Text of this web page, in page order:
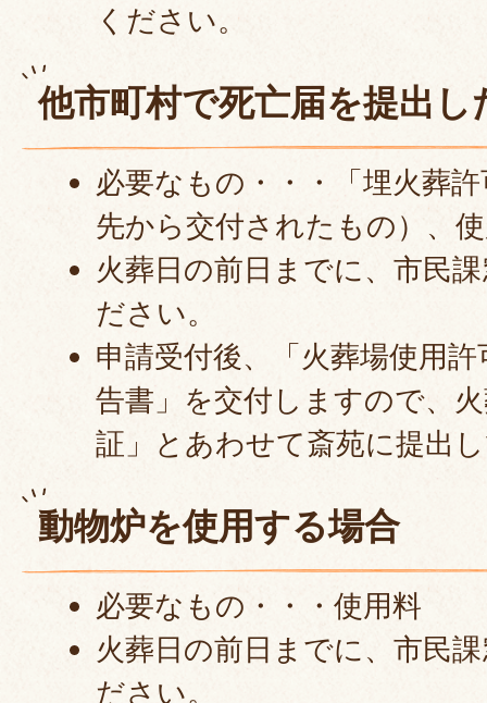
ください。
他市町村で死亡届を提出し
必要なもの・・・「埋火葬
先から交付されたもの）、
火葬日の前日までに、市民
ださい。
申請受付後、「火葬場使用
告書」を交付しますので、
証」とあわせて斎苑に提出
動物炉を使用する場合
必要なもの・・・使用料
火葬日の前日までに、市民
ださい。